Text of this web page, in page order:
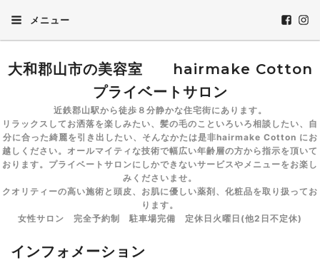
メニュー
大和郡山市の美容室 hairmake Cotton
プライベートサロン
近鉄郡山駅から徒歩８分静かな住宅街にあります。
リラックスしてお洒落を楽しみたい、髪の毛のこといろいろ相談したい、自
分に合った綺麗を引き出したい、そんなかたは是非hairmake Cotton にお
越しください。オールマイティな技術で幅広い年齢層の方から指示を頂いて
おります。プライベートサロンにしかできないサービスやメニューをお楽し
みくださいませ。
クオリティーの高い施術と頭皮、お肌に優しい薬剤、化粧品を取り扱ってお
ります。
女性サロン 完全予約制 駐車場完備 定休日火曜日(他2日不定休)
インフォメーション